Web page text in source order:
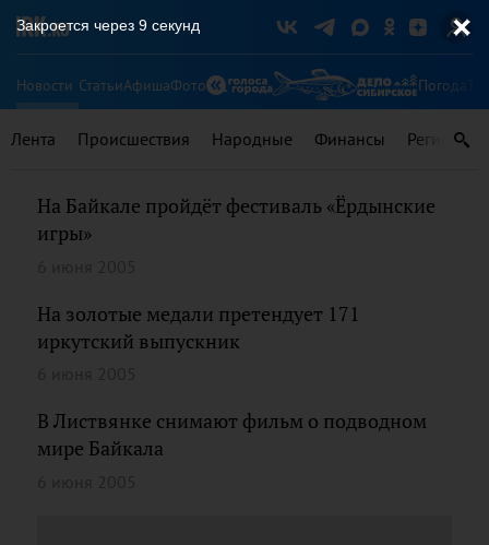
Новости СтатьиАфишаФото Погода
Лента Происшествия Народные Финансы Регионы
На Байкале пройдёт фестиваль «Ёрдынские
игры»
На золотые медали претендует 171
иркутский выпускник
В Листвянке снимают фильм о подводном
мире Байкала
Закроется через 9 секунд